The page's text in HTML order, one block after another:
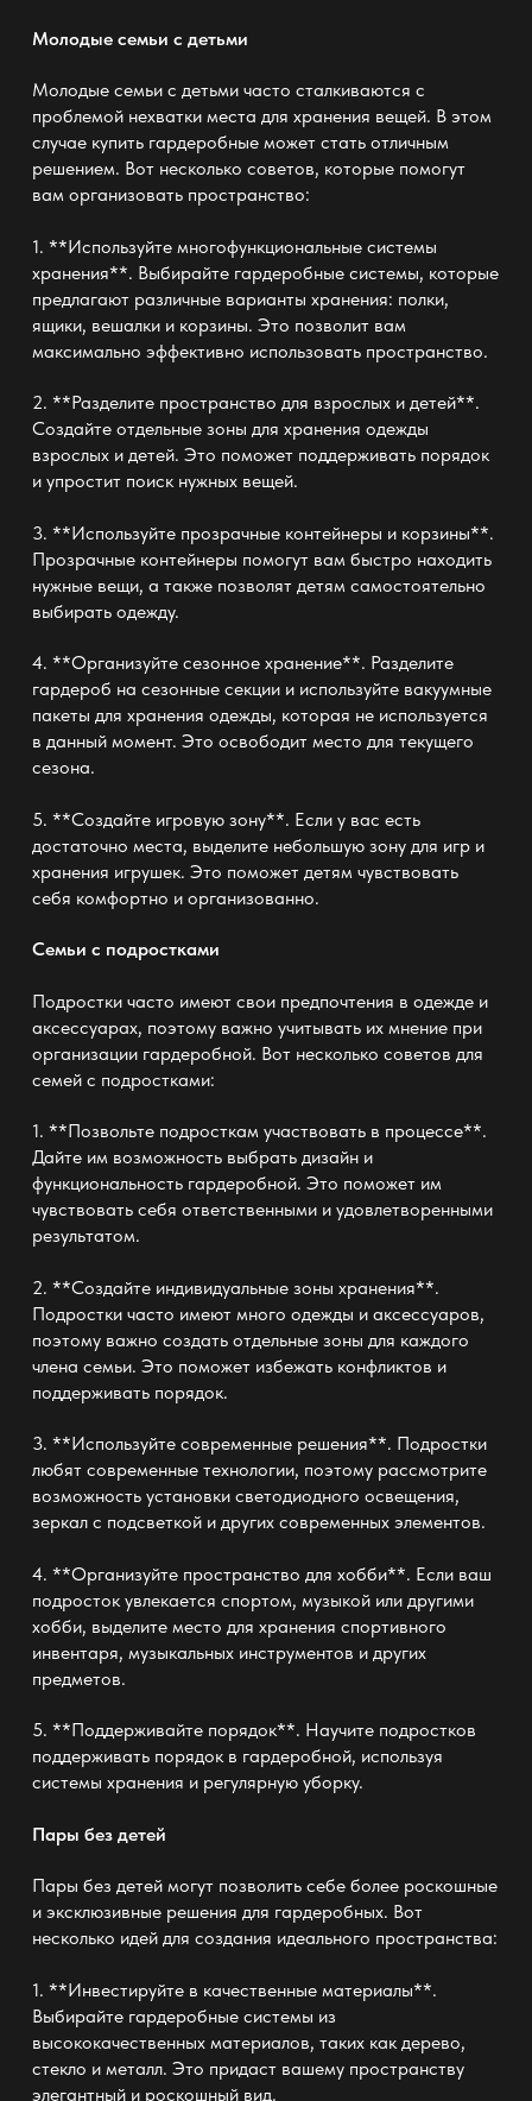
Молодые семьи с детьми
Молодые семьи с детьми часто сталкиваются с
проблемой нехватки места для хранения вещей. В этом
случае купить гардеробныеможет стать отличным
решением. Вот несколько советов, которые помогут
вам организовать пространство:
1. **Используйте многофункциональные системы
хранения**. Выбирайте гардеробные системы, которые
предлагают различные варианты хранения: полки,
ящики, вешалки и корзины. Это позволит вам
максимально эффективно использовать пространство.
2. **Разделите пространство для взрослых и детей**.
Создайте отдельные зоны для хранения одежды
взрослых и детей. Это поможет поддерживать порядок
и упростит поиск нужных вещей.
3. **Используйте прозрачные контейнеры и корзины**.
Прозрачные контейнеры помогут вам быстро находить
нужные вещи, а также позволят детям самостоятельно
выбирать одежду.
4. **Организуйте сезонное хранение**. Разделите
гардероб на сезонные секции и используйте вакуумные
пакеты для хранения одежды, которая не используется
в данный момент. Это освободит место для текущего
сезона.
5. **Создайте игровую зону**. Если у вас есть
достаточно места, выделите небольшую зону для игр и
хранения игрушек. Это поможет детям чувствовать
себя комфортно и организованно.
Семьи с подростками
Подростки часто имеют свои предпочтения в одежде и
аксессуарах, поэтому важно учитывать их мнение при
организации гардеробной. Вот несколько советов для
семей с подростками:
1. **Позвольте подросткам участвовать в процессе**.
Дайте им возможность выбрать дизайн и
функциональность гардеробной. Это поможет им
чувствовать себя ответственными и удовлетворенными
результатом.
2. **Создайте индивидуальные зоны хранения**.
Подростки часто имеют много одежды и аксессуаров,
поэтому важно создать отдельные зоны для каждого
члена семьи. Это поможет избежать конфликтов и
поддерживать порядок.
3. **Используйте современные решения**. Подростки
любят современные технологии, поэтому рассмотрите
возможность установки светодиодного освещения,
зеркал с подсветкой и других современных элементов.
4. **Организуйте пространство для хобби**. Если ваш
подросток увлекается спортом, музыкой или другими
хобби, выделите место для хранения спортивного
инвентаря, музыкальных инструментов и других
предметов.
5. **Поддерживайте порядок**. Научите подростков
поддерживать порядок в гардеробной, используя
системы хранения и регулярную уборку.
Пары без детей
Пары без детей могут позволить себе более роскошные
и эксклюзивные решения для гардеробных. Вот
несколько идей для создания идеального пространства:
1. **Инвестируйте в качественные материалы**.
Выбирайте гардеробные системы из
высококачественных материалов, таких как дерево,
стекло и металл. Это придаст вашему пространству
элегантный и роскошный вид.